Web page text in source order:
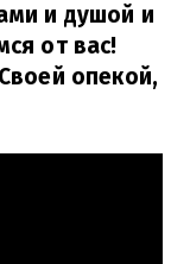
и душой и
от вас!
опекой,